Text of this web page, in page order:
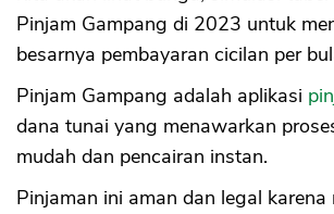
Pinjam Gampang di 2023 untuk
besarnya pembayaran cicilan per
Pinjam Gampang adalah aplikasi
dana tunai yang menawarkan
mudah dan pencairan instan.
Pinjaman ini aman dan legal karena